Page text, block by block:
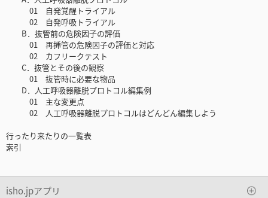
01 自発覚醒トライアル
02 自発呼吸トライアル
B．抜管前の危険因子の評価
01 再挿管の危険因子の評価と対応
02 カフリークテスト
C．抜管とその後の観察
01 抜管時に必要な物品
D．人工呼吸器離脱プロトコル編集例
01 主な変更点
02 人工呼吸器離脱プロトコルはどんどん編集しよう
行ったり来たりの一覧表
索引
isho.jpアプリ